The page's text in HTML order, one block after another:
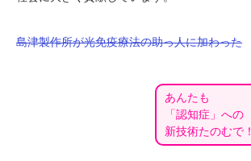
島津製作所が光免疫療法の助っ人に加わった
あんたも
「認知症」への
新技術たのむで！